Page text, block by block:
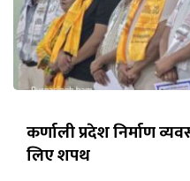
कर्णाली प्रदेश निर्माण
लिए शपथ